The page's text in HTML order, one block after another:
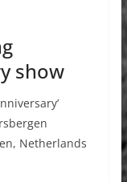
show
Netherlands